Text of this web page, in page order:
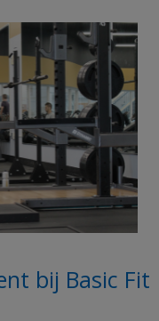
bij Basic Fit